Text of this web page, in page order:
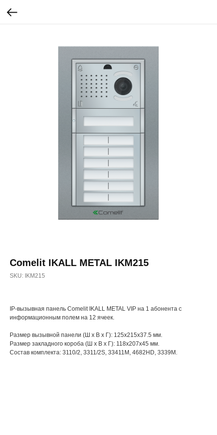
Comelit IKALL METAL IKM215
SKU: IKM215
IP-вызывная панель Comelit IKALL METAL VIP на 1 абонента с
информационным полем на 12 ячеек.
Размер вызывной панели (Ш х В х Г): 125x215x37.5 мм.
Размер закладного короба (Ш х В х Г): 118x207x45 мм.
Состав комплекта: 3110/2, 3311/2S, 33411M, 4682НD, 3339M.